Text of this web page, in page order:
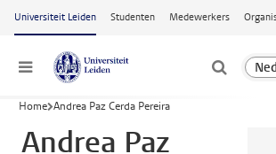
Ga naar hoofdinhoud
Universiteit Leiden Studenten Medewerkers
Menu
Home Andrea Paz Cerda Pereira
Andrea Paz